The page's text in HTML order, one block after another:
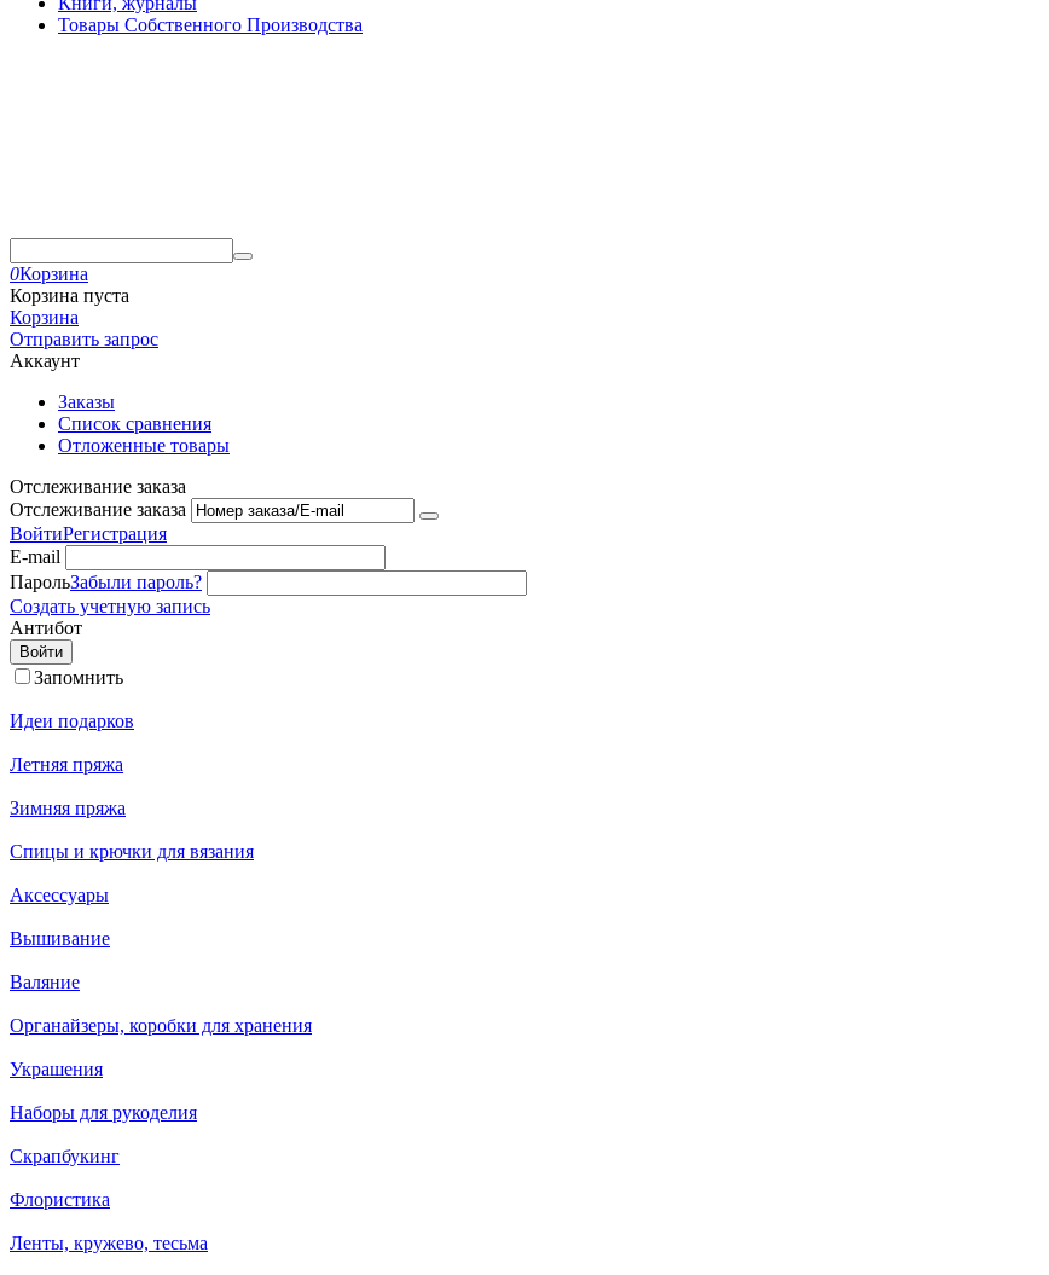
Товары Собственного Производства
0Корзина
Корзина пуста
Корзина
Отправить запрос
Аккаунт
Заказы
Список сравнения
Отложенные товары
Отслеживание заказа
Отслеживание заказа
ВойтиРегистрация
E-mail
ПарольЗабыли пароль?
Создать учетную запись
Антибот
Войти
Запомнить
Идеи подарков
Летняя пряжа
Зимняя пряжа
Спицы и крючки для вязания
Аксессуары
Вышивание
Валяние
Органайзеры, коробки для хранения
Украшения
Наборы для рукоделия
Скрапбукинг
Флористика
Ленты, кружево, тесьма